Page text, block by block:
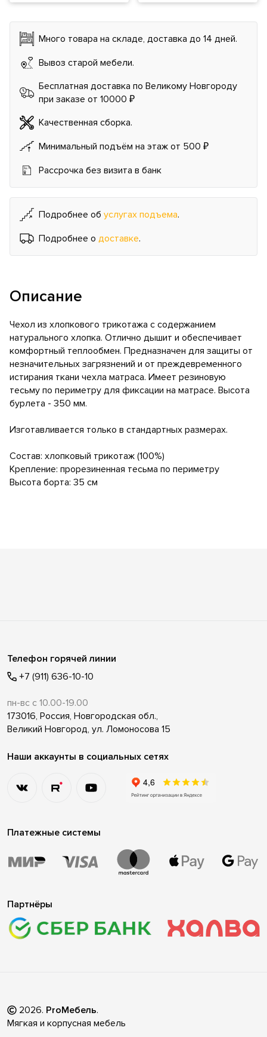
Много товара на складе, доставка до 14 дней.
Вывоз старой мебели.
Бесплатная доставка по Великому Новгороду
при заказе от 10000 ₽
Качественная сборка.
Минимальный подъём на этаж от 500 ₽
Рассрочка без визита в банк
Подробнее об услугах подъема.
Подробнее о доставке.
Описание
Чехол из хлопкового трикотажа с содержанием
натурального хлопка. Отлично дышит и обеспечивает
комфортный теплообмен. Предназначен для защиты от
незначительных загрязнений и от преждевременного
истирания ткани чехла матраса. Имеет резиновую
тесьму по периметру для фиксации на матрасе. Высота
бурлета - 350 мм.
Изготавливается только в стандартных размерах.
Состав: хлопковый трикотаж (100%)
Крепление: прорезиненная тесьма по периметру
Высота борта: 35 см
Телефон горячей линии
+7 (911) 636-10-10
пн-вс с 10.00-19.00
173016, Россия, Новгородская обл.,
Великий Новгород, ул. Ломоносова 15
Наши аккаунты в социальных сетях
Платежные системы
Партнёры
2026. ProМебель.
Мягкая и корпусная мебель